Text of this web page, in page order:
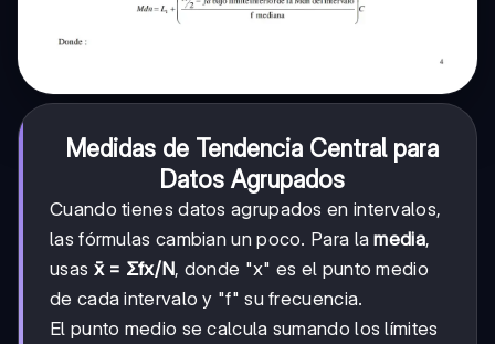
Medidas de Tendencia Central para
Datos Agrupados
Cuando tienes datos agrupados en intervalos,
las fórmulas cambian un poco. Para lamedia,
usas x̄ = Σfx/N, donde "x" es el punto medio
de cada intervalo y "f" su frecuencia.
El punto medio se calcula sumando los límites